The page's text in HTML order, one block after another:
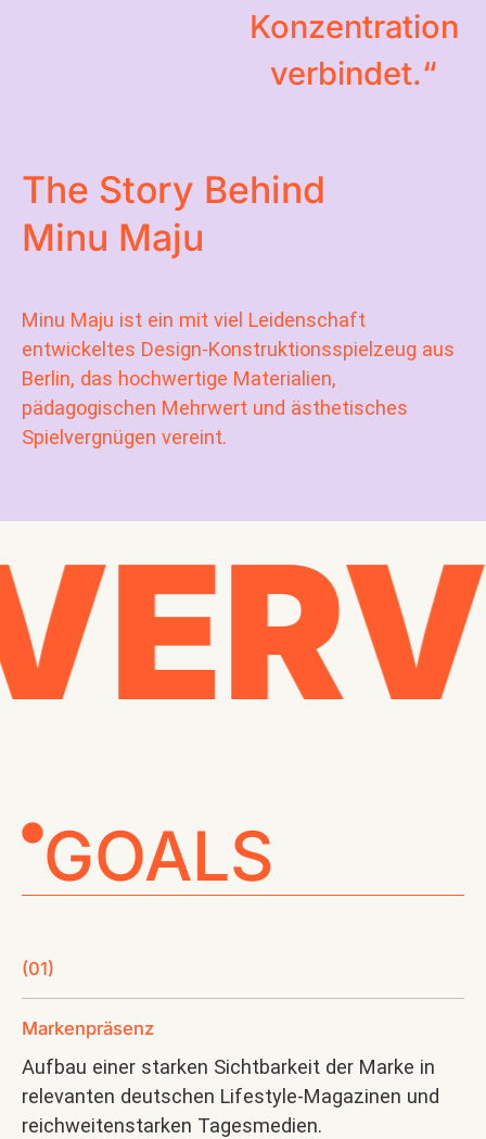
Konzentration
verbindet.“
The Story Behind
Minu Maju
Minu Maju ist ein mit viel Leidenschaft
entwickeltes Design-Konstruktionsspielzeug aus
Berlin, das hochwertige Materialien,
pädagogischen Mehrwert und ästhetisches
Spielvergnügen vereint.
GOALS
(01)
Markenpräsenz
Aufbau einer starken Sichtbarkeit der Marke in
relevanten deutschen Lifestyle-Magazinen und
reichweitenstarken Tagesmedien.